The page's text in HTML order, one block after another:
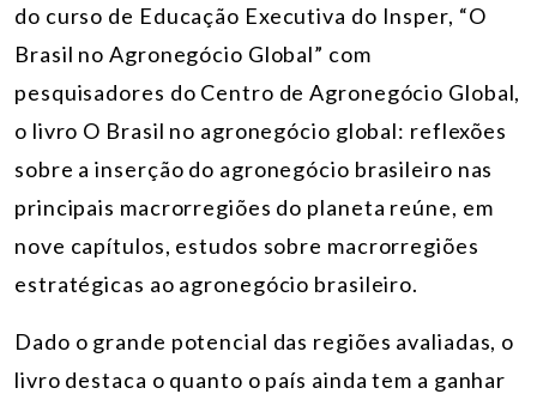
do curso de Educação Executiva do Insper, “O
Brasil no Agronegócio Global” com
pesquisadores do Centro de Agronegócio Global,
o livro O Brasil no agronegócio global: reflexões
sobre a inserção do agronegócio brasileiro nas
principais macrorregiões do planeta reúne, em
nove capítulos, estudos sobre macrorregiões
estratégicas ao agronegócio brasileiro.
Dado o grande potencial das regiões avaliadas, o
livro destaca o quanto o país ainda tem a ganhar